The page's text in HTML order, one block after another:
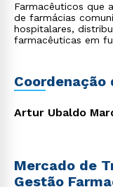
Farmacêuticos que
de farmácias
hospitalares,
farmacêuticas em
Coordenação
Artur Ubaldo
Mercado de
Gestão